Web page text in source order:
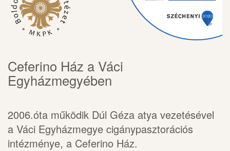
Ceferino Ház a Váci
Egyházmegyében
2006.óta működik Dúl Géza atya vezetésével
a Váci Egyházmegye cigánypasztorációs
intézménye, a Ceferino Ház.